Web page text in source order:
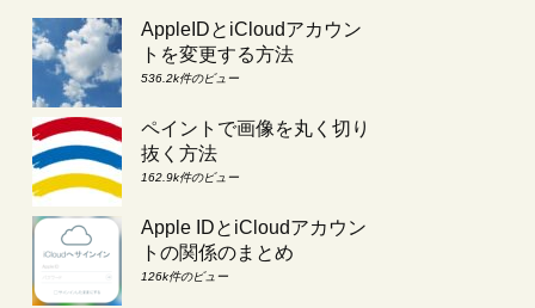
AppleIDとiCloudアカウン
トを変更する方法
536.2k件のビュー
ペイントで画像を丸く切り
抜く方法
162.9k件のビュー
Apple IDとiCloudアカウン
トの関係のまとめ
126k件のビュー